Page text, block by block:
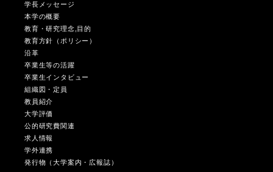
学長メッセージ
本学の概要
教育・研究理念,目的
教育方針（ポリシー）
沿革
卒業生等の活躍
卒業生インタビュー
組織図・定員
教員紹介
大学評価
公的研究費関連
求人情報
学外連携
発行物（大学案内・広報誌）